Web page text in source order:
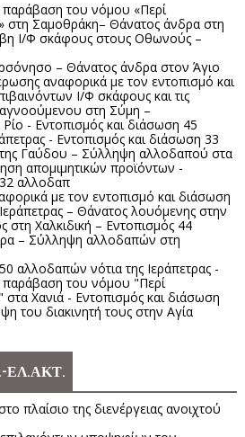
του νόμου «Περί
στη Σαμοθράκη– Θάνατος άνδρα στη
Ι/Φ σκάφους στους Οθωνούς –
– Θάνατος άνδρα στον Άγιο
αναφορικά με τον εντοπισμό και
Ι/Φ σκάφους και τις
στη Σύμη –
- Εντοπισμός και διάσωση 45
- Εντοπισμός και διάσωση 33
Γαύδου – Σύλληψη αλλοδαπού στα
απομιμητικών προϊόντων -
αλλοδαπ
με τον εντοπισμό και διάσωση
– Θάνατος λουόμενης στην
στη Χαλκιδική – Εντοπισμός 44
– Σύλληψη αλλοδαπών στη
αλλοδαπών νότια της Ιεράπετρας -
του νόμου "Περί
Χανιά - Εντοπισμός και διάσωση
του διακινητή τους στην Αγία
ΕΛ.ΑΚΤ.
πλαίσιο της διενέργειας ανοιχτού